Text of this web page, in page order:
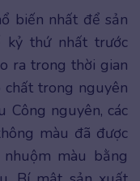
biến nhất để sản
kỷ thứ nhất trước
ra trong thời gian
trong nguyên
Công nguyên, các
màu đã được
màu bằng